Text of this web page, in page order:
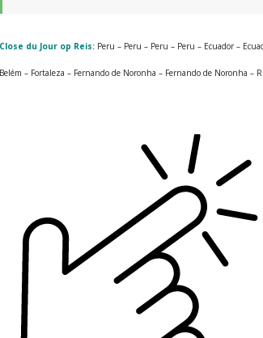
Close du Jour op Reis: Peru – Peru – Peru – Peru – Ecuador –
Belém – Fortaleza – Fernando de Noronha – Fernando de Noronha –